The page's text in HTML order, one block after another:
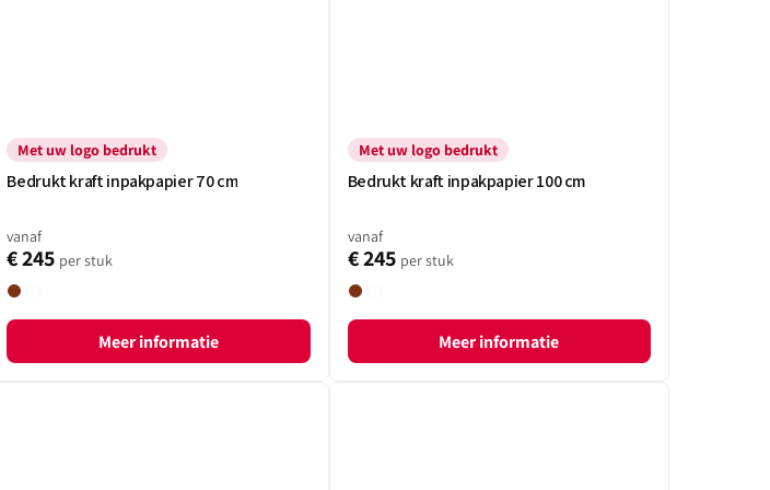
Met uw logo bedrukt
Bedrukt kraft inpakpapier 70 cm
vanaf
€ 245 per stuk
Bruin
Meer informatie
Met uw logo bedrukt
Bedrukt kraft inpakpapier 100 cm
vanaf
€ 245 per stuk
Bruin
Meer informatie